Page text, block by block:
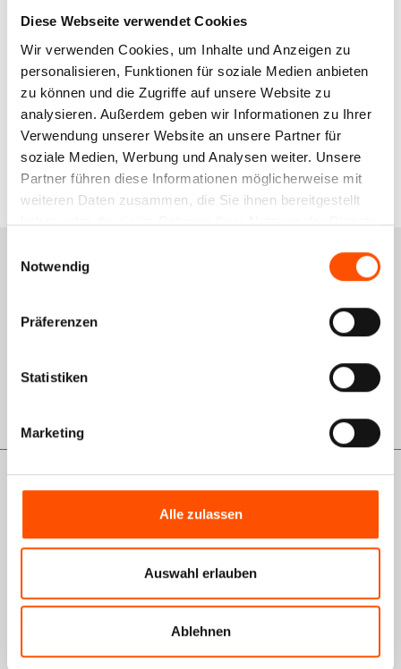
Diese Webseite verwendet Cookies
Wir verwenden Cookies, um Inhalte und Anzeigen zu
personalisieren, Funktionen für soziale Medien anbieten
zu können und die Zugriffe auf unsere Website zu
analysieren. Außerdem geben wir Informationen zu Ihrer
Verwendung unserer Website an unsere Partner für
soziale Medien, Werbung und Analysen weiter. Unsere
Partner führen diese Informationen möglicherweise mit
weiteren Daten zusammen, die Sie ihnen bereitgestellt
haben oder die sie im Rahmen Ihrer Nutzung der Dienste
Notwendig
Präferenzen
Statistiken
Marketing
Alle zulassen
Auswahl erlauben
Ablehnen
versandkostenfrei
für Österreich:
pauschal: 16,00 Euro netto
für Schweiz und Nicht-EU:
pauschal: 28,00 Euro netto
Services
Rückgabe
Informationen
Impressum
Karriere bei Kienzle